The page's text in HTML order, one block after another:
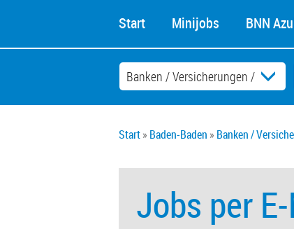
Start Minijobs BNN
Start Baden-Baden Banken /
Jobs per